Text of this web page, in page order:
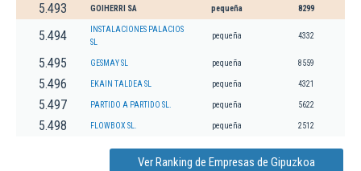
5.493 GOIHERRI SA pequeña 8299
5.494
INSTALACIONES PALACIOS
SL
pequeña 4332
5.495 GESMAY SL pequeña 8559
5.496 EKAIN TALDEA SL pequeña 4321
5.497 PARTIDO A PARTIDO SL. pequeña 5622
5.498 FLOWBOX SL. pequeña 2512
Ver Ranking de Empresas de Gipuzkoa